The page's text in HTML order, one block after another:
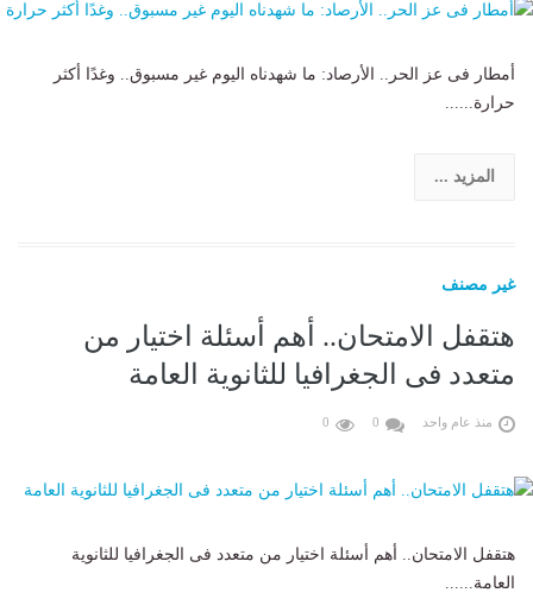
أمطار فى عز الحر.. الأرصاد: ما شهدناه اليوم غير مسبوق.. وغدًا أكثر
حرارة......
المزيد ...
غير مصنف
هتقفل الامتحان.. أهم أسئلة اختيار من
متعدد فى الجغرافيا للثانوية العامة
منذ عام واحد 0
0
هتقفل الامتحان.. أهم أسئلة اختيار من متعدد فى الجغرافيا للثانوية
العامة......